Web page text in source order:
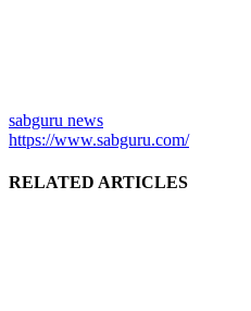
sabguru news
https://www.sabguru.com/
RELATED ARTICLES